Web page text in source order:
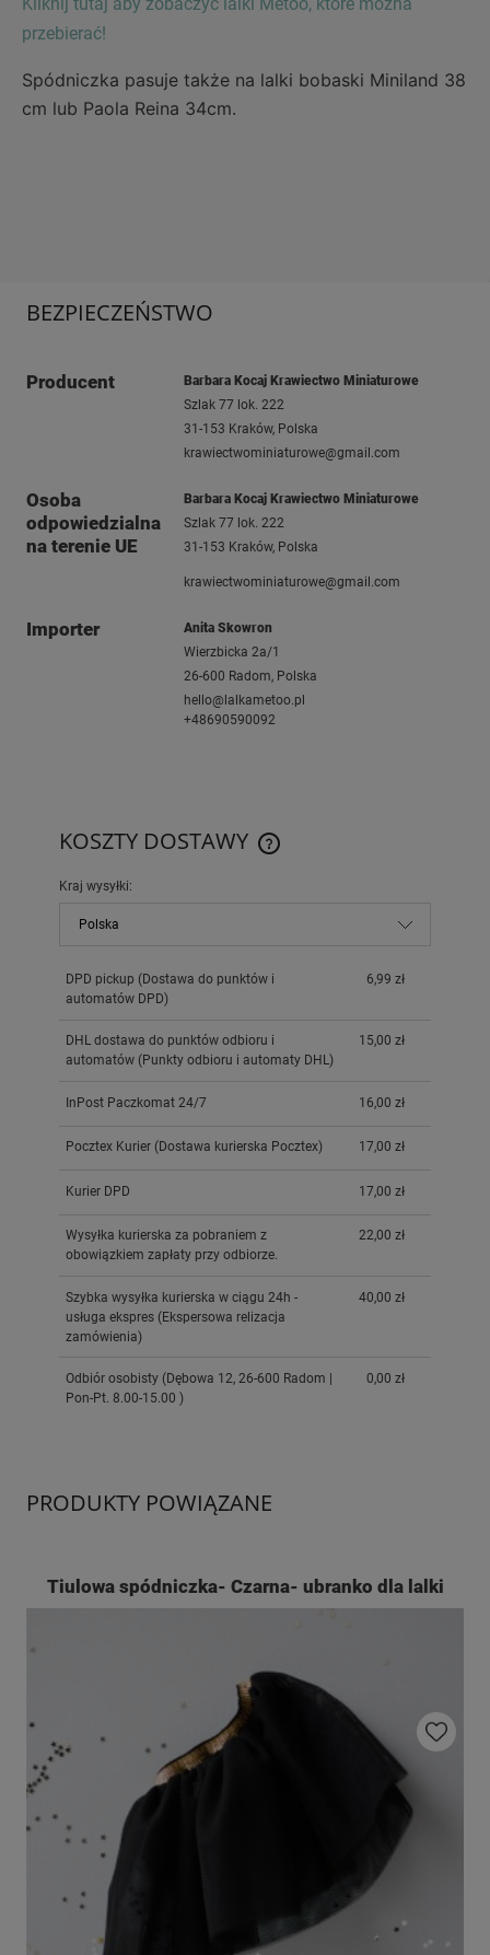
przebierać!
Spódniczka pasuje także na lalki bobaski Miniland 38
cm lub Paola Reina 34cm.
BEZPIECZEŃSTWO
Producent
Barbara Kocaj Krawiectwo Miniaturowe
Szlak 77 lok. 222
31-153 Kraków, Polska
krawiectwominiaturowe@gmail.com
Osoba
odpowiedzialna
na terenie UE
Barbara Kocaj Krawiectwo Miniaturowe
Szlak 77 lok. 222
31-153 Kraków, Polska
krawiectwominiaturowe@gmail.com
Importer
Anita Skowron
Wierzbicka 2a/1
26-600 Radom, Polska
hello@lalkametoo.pl
+48690590092
KOSZTY DOSTAWY
Kraj wysyłki:
DPD pickup (Dostawa do punktów i
automatów DPD)
6,99 zł
DHL dostawa do punktów odbioru i
automatów (Punkty odbioru i automaty DHL)
15,00 zł
InPost Paczkomat 24/7 16,00 zł
Pocztex Kurier (Dostawa kurierska Pocztex) 17,00 zł
Kurier DPD 17,00 zł
Wysyłka kurierska za pobraniem z
obowiązkiem zapłaty przy odbiorze.
22,00 zł
Szybka wysyłka kurierska w ciągu 24h -
usługa ekspres (Ekspersowa relizacja
zamówienia)
40,00 zł
Odbiór osobisty (Dębowa 12, 26-600 Radom |
Pon-Pt. 8.00-15.00 )
0,00 zł
PRODUKTY POWIĄZANE
Tiulowa spódniczka- Czarna- ubranko dla lalki
Do